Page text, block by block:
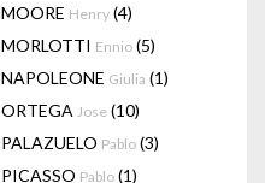
MOORE Henry (4)
MORLOTTI Ennio (5)
NAPOLEONE Giulia (1)
ORTEGA Jose (10)
PALAZUELO Pablo (3)
PICASSO Pablo (1)